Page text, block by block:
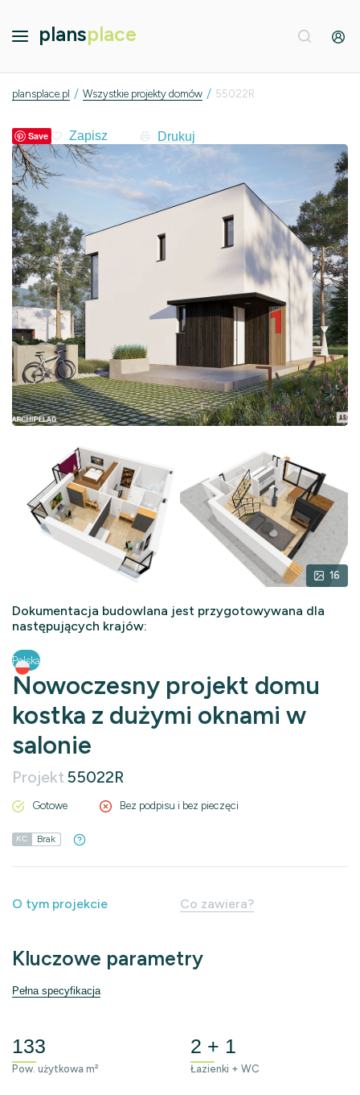
plansplace
plansplace.pl / Wszystkie projekty domów / 55022R
Save Drukuj
16
Dokumentacja budowlana jest przygotowywana dla
następujących krajów:
Polska
Nowoczesny projekt domu
kostka z dużymi oknami w
salonie
Projekt 55022R
Gotowe Bez podpisu i bez pieczęci
KC Brak
O tym projekcie Co zawiera?
Kluczowe parametry
Pełna specyfikacja
133
Pow. użytkowa m²
2 + 1
Łazienki + WC